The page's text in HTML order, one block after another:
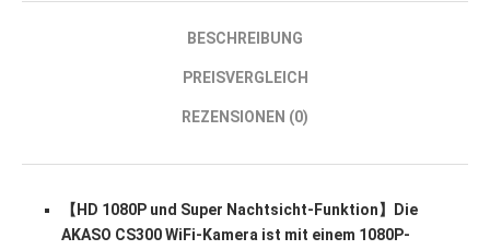
BESCHREIBUNG
PREISVERGLEICH
REZENSIONEN (0)
【HD 1080P und Super Nachtsicht-Funktion】Die
AKASO CS300 WiFi-Kamera ist mit einem 1080P-